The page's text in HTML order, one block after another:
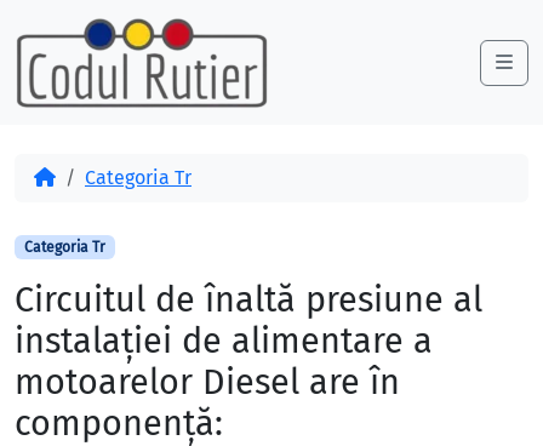
Skip to content
Skip to footer
AcasăCategoria Tr
Categoria Tr
Circuitul de înaltă presiune al
instalației de alimentare a
motoarelor Diesel are în
componență: